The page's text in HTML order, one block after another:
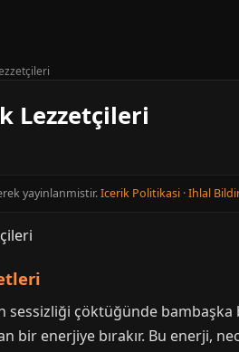
Lezzetçileri
yayinlanmistir.Icerik Politikasi ·Ihlal
sessizliği çöktüğünde
enerjiye bırakır. Bu enerji,